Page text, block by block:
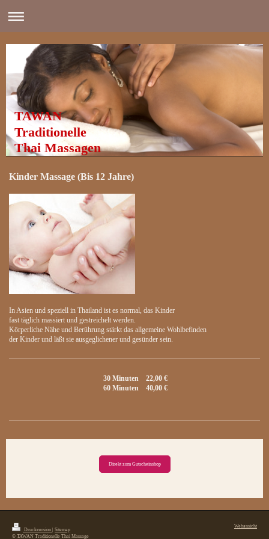
TAWAN
Traditionelle
Thai Massagen
Kinder Massage (Bis 12 Jahre)
In Asien und speziell in Thailand ist es normal, das Kinder
fast täglich massiert und gestreichelt werden.
Körperliche Nähe und Berührung stärkt das allgemeine Wohlbefinden
der Kinder und läßt sie ausgeglichener und gesünder sein.
30 Minuten 22,00 €
60 Minuten 40,00 €
Direkt zum Gutscheinshop
Druckversion | Sitemap
© TAWAN Traditionelle Thai Massage
Webansicht